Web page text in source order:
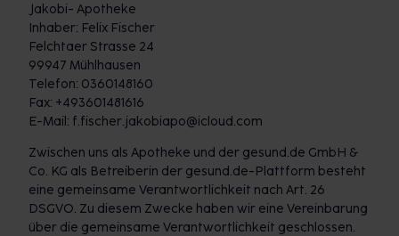
Jakobi- Apotheke
Inhaber: Felix Fischer
Felchtaer Strasse 24
99947 Mühlhausen
Telefon: 0360148160
Fax: +493601481616
E-Mail: f.fischer.jakobiapo@icloud.com
Zwischen uns als Apotheke und der gesund.de GmbH &
Co. KG als Betreiberin der gesund.de-Plattform besteht
eine gemeinsame Verantwortlichkeit nach Art. 26
DSGVO. Zu diesem Zwecke haben wir eine Vereinbarung
über die gemeinsame Verantwortlichkeit geschlossen.